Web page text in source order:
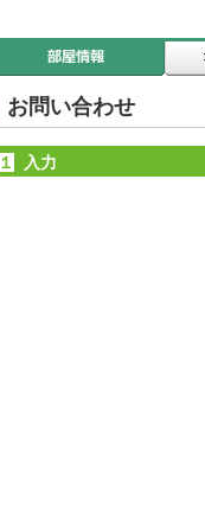
お問い合わせ
１ 入力